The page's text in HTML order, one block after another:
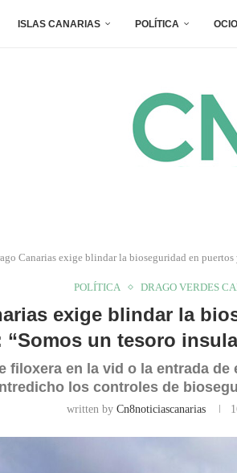
ISLAS CANARIAS POLÍTICA
Canarias exige blindar la bioseguridad en
POLÍTICA DRAGO VERDES
exige blindar la
“Somos un tesoro
filoxera en la vid o la entrada
los controles de
written by Cn8noticiascanarias